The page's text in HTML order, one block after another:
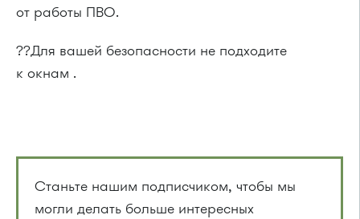
от работы ПВО.
??Для вашей безопасности не подходите
к окнам .
Станьте нашим подписчиком, чтобы мы
могли делать больше интересных